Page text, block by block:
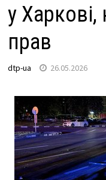
у
прав
dtp-ua 26.05.2026